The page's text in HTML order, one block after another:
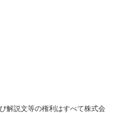
解説文等の権利はすべて株式会